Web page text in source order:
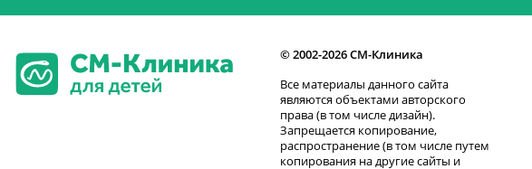
© 2002-2026 СМ-Клиника
Все материалы данного сайта
являются объектами авторского
права (в том числе дизайн).
Запрещается копирование,
распространение (в том числе путем
копирования на другие сайты и